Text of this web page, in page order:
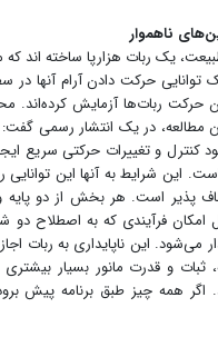
ناهموار
یک ربات هزارپا ساخته اند
توانایی حرکت دادن آرام آنها
حرکت ربات‌ها آزمایش کرده‌اند.
مطالعه، در یک انتشار رسمی
کنترل و تغییرات حرکتی سریع
این شرایط به آنها این توانایی
است. هر بخش از دو پایه
می‌شود. این ناپایداری به
و قدرت مانور بسیار
اگر همه چیز طبق برنامه